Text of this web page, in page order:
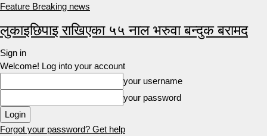
Feature Breaking news
लुकाइछिपाइ राखिएका ५५ नाल भरुवा बन्दुक बरामद
Sign in
Welcome! Log into your account
your username
your password
Forgot your password? Get help